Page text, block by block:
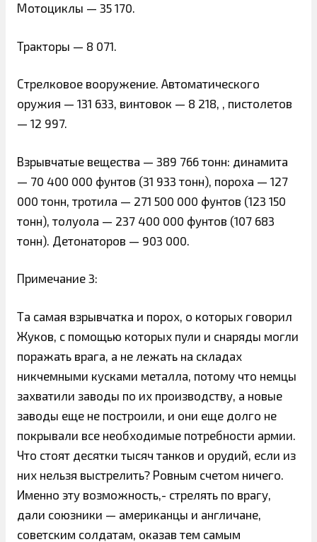
Мотоциклы — 35 170.
Тракторы — 8 071.
Стрелковое вооружение. Автоматического
оружия — 131 633, винтовок — 8 218, , пистолетов
— 12 997.
Взрывчатые вещества — 389 766 тонн: динамита
— 70 400 000 фунтов (31 933 тонн), пороха — 127
000 тонн, тротила — 271 500 000 фунтов (123 150
тонн), толуола — 237 400 000 фунтов (107 683
тонн). Детонаторов — 903 000.
Примечание 3:
Та самая взрывчатка и порох, о которых говорил
Жуков, с помощью которых пули и снаряды могли
поражать врага, а не лежать на складах
никчемными кусками металла, потому что немцы
захватили заводы по их производству, а новые
заводы еще не построили, и они еще долго не
покрывали все необходимые потребности армии.
Что стоят десятки тысяч танков и орудий, если из
них нельзя выстрелить? Ровным счетом ничего.
Именно эту возможность,- стрелять по врагу,
дали союзники — американцы и англичане,
советским солдатам, оказав тем самым